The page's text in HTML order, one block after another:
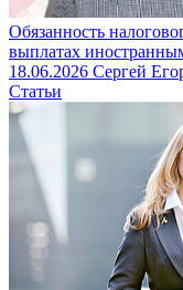
Обязанность
выплатах
18.06.2026 Сергей
Статьи